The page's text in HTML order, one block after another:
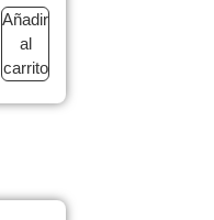
Añadir
al
carrito